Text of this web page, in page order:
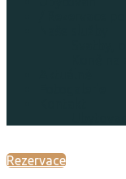
Rezervace